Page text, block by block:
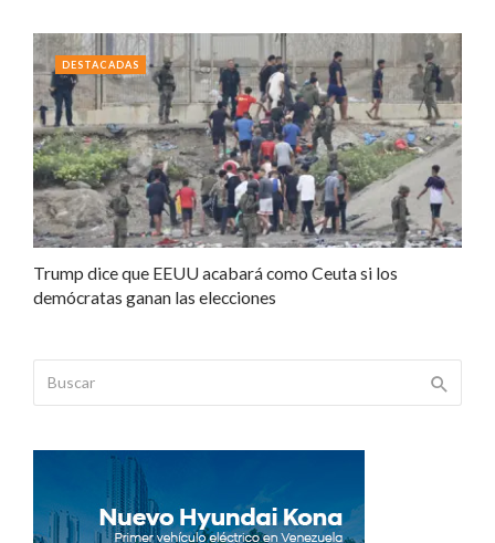
Trump dice que EEUU acabará como Ceuta si los
demócratas ganan las elecciones
DESTACADAS